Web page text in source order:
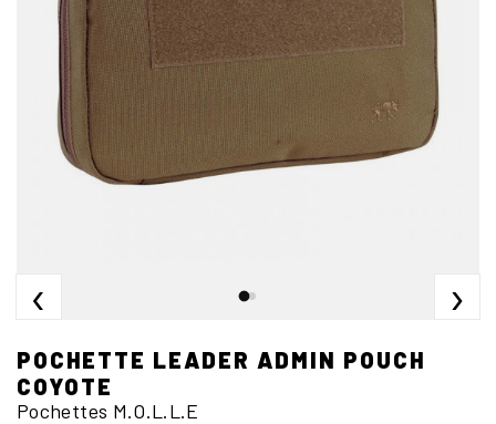
‹ ›
POCHETTE LEADER ADMIN POUCH
COYOTE
Pochettes M.O.L.L.E